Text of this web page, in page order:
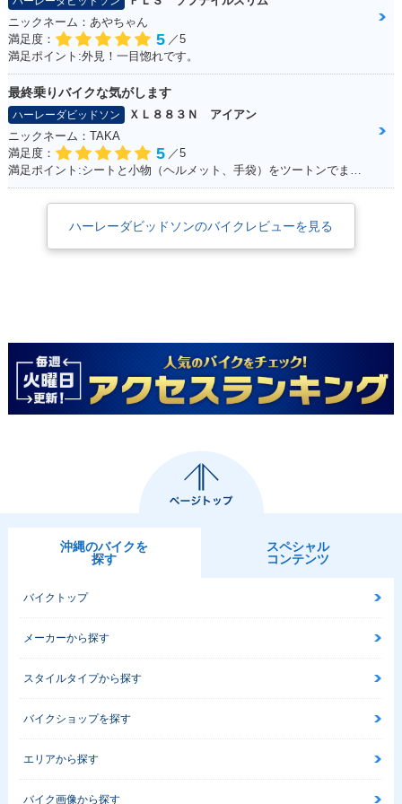
ニックネーム：あやちゃん
満足度：
5 ／5
満足ポイント:外見！一目惚れです。
最終乗りバイクな気がします
ハーレーダビッドソン
ＸＬ８８３Ｎ アイアン
ニックネーム：TAKA
満足度：
5 ／5
ハーレーダビッドソンのバイクレビューを見る
沖縄のバイクを
探す
スペシャル
コンテンツ
バイクトップ
メーカーから探す
スタイルタイプから探す
バイクショップを探す
エリアから探す
バイク画像から探す